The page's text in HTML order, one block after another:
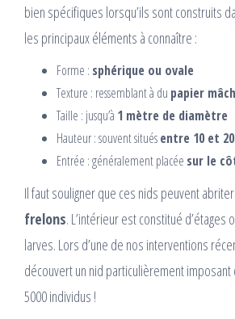
bien spécifiques lorsqu’ils sont construits
les principaux éléments à connaître :
Forme : sphérique ou ovale
Texture : ressemblant à du papier
Taille : jusqu’à 1 mètre de diamètre
Hauteur : souvent situésentre 10 et
Entrée : généralement placée sur le
Il faut souligner que ces nids peuvent abriter
frelons. L’intérieur est constitué
larves. Lors d’une de nos interventions
découvert un nid particulièrement
5000 individus !